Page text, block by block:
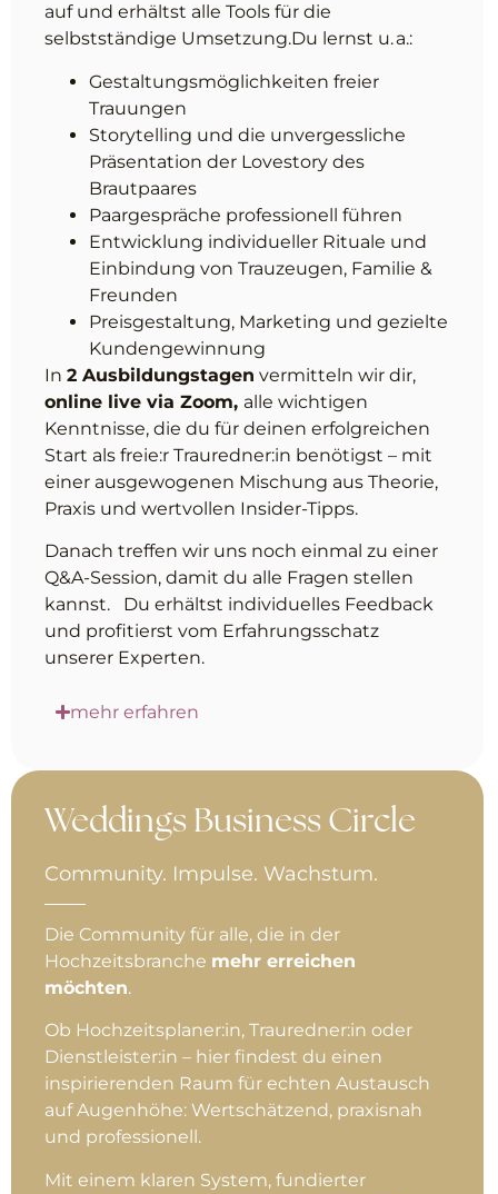
auf und erhältst alle Tools für die
selbstständige Umsetzung.Du lernst u. a.:
Gestaltungsmöglichkeiten freier
Trauungen
Storytelling und die unvergessliche
Präsentation der Lovestory des
Brautpaares
Paargespräche professionell führen
Entwicklung individueller Rituale und
Einbindung von Trauzeugen, Familie &
Freunden
Preisgestaltung, Marketing und gezielte
Kundengewinnung
In 2 Ausbildungstagen vermitteln wir dir,
online live via Zoom, alle wichtigen
Kenntnisse, die du für deinen erfolgreichen
Start als freie:r Trauredner:in benötigst – mit
einer ausgewogenen Mischung aus Theorie,
Praxis und wertvollen Insider-Tipps.
Danach treffen wir uns noch einmal zu einer
Q&A-Session, damit du alle Fragen stellen
kannst. Du erhältst individuelles Feedback
und profitierst vom Erfahrungsschatz
unserer Experten.
mehr erfahren
Weddings Business Circle
Community. Impulse. Wachstum.
Die Community für alle, die in der
Hochzeitsbranche mehr erreichen
möchten.
Ob Hochzeitsplaner:in, Trauredner:in oder
Dienstleister:in – hier findest du einen
inspirierenden Raum für echten Austausch
auf Augenhöhe: Wertschätzend, praxisnah
und professionell.
Mit einem klaren System, fundierter